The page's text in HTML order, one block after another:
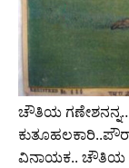
ಚೌತಿಯ
ವಿನಾಯಕ.. ಚೌತಿಯ